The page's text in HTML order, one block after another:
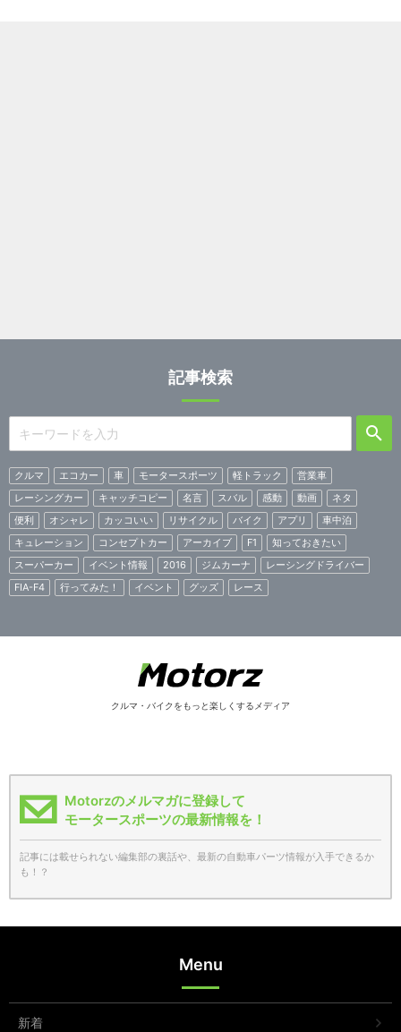
記事検索
クルマ エコカー 車 モータースポーツ 軽トラック
営業車
レーシングカー
キャッチコピー 名言 スバル 感動 動画
ネタ
便利
オシャレ カッコいい リサイクル バイク アプリ
車中泊
キュレーション
コンセプトカー アーカイブ F1
知っておきたい
スーパーカー
イベント情報 2016 ジムカーナ
レーシングドライバー
FIA-F4
行ってみた！ イベント グッズ レース
クルマ・バイクをもっと楽しくするメディア
Motorzのメルマガに登録して
モータースポーツの最新情報を！
記事には載せられない編集部の裏話や、最新の自動車パーツ情報が入手できるか
も！？
Menu
新着